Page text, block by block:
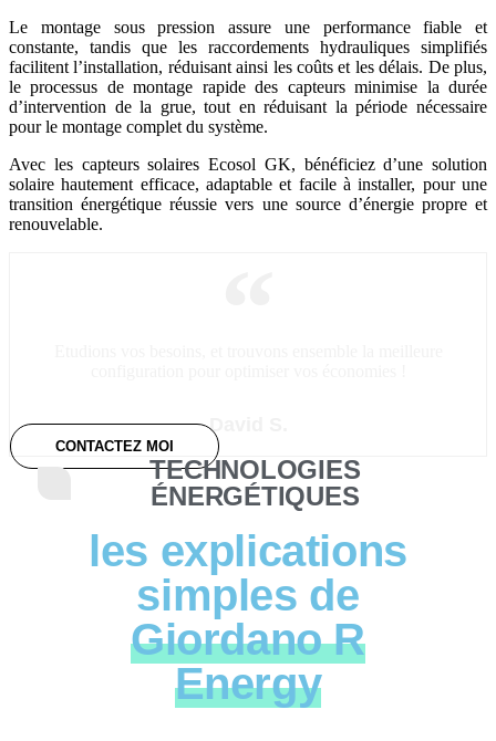
Le montage sous pression assure une performance fiable et
constante, tandis que les raccordements hydrauliques simplifiés
facilitent l’installation, réduisant ainsi les coûts et les délais. De plus,
le processus de montage rapide des capteurs minimise la durée
d’intervention de la grue, tout en réduisant la période nécessaire
pour le montage complet du système.
Avec les capteurs solaires Ecosol GK, bénéficiez d’une solution
solaire hautement efficace, adaptable et facile à installer, pour une
transition énergétique réussie vers une source d’énergie propre et
renouvelable.
David S.
CONTACTEZ MOI
TECHNOLOGIES
ÉNERGÉTIQUES
les explications
simples de
Giordano R
Energy